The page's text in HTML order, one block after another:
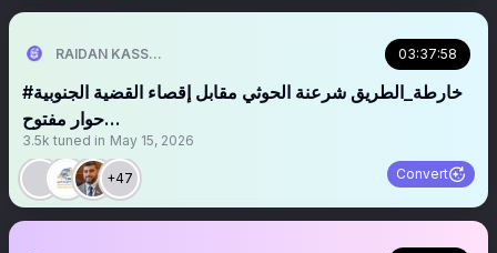
03:37:58
حوار مفتوح…
3.5k tuned in May 15, 2026
+47 Convert